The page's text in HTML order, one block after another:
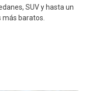
SUV y hasta un
más baratos.